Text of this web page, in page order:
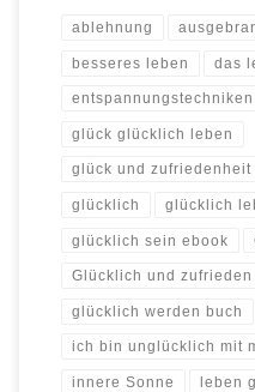
ablehnung
besseres leben das
entspannungstechniken
glück glücklich leben
glück und
glücklich glücklich
glücklich sein ebook
Glücklich und zufrieden
glücklich werden buch
ich bin unglücklich mit
innere Sonne leben